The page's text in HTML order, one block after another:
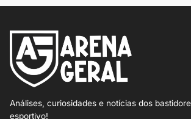
Análises, curiosidades e notícias dos
esportivo!